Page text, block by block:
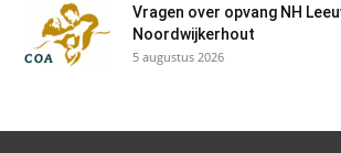
Vragen over opvang NH
Noordwijkerhout
5 augustus 2026